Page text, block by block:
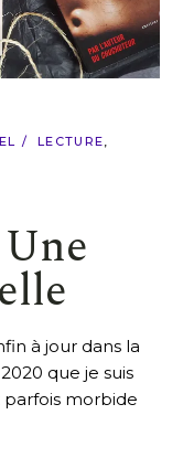
LECTURE
à jour dans la
que je suis
parfois morbide